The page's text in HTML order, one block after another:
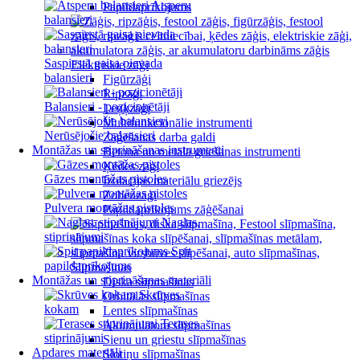
Atsperu
balansieri
Saspiestā gaisa pievada
balansieri
Balansieri - pozicionētāji
Nerūsējošie balansieri
Montāžas un stiprināšanas instrumenti
Gāzes montāžas pistoles
Pulvera montāžas pistoles
Naglas,
stiprinājumi
Spit
papildaprīkojums
Montāžas un stiprināšanas materiāli
Skrūves
kokam
Terases
stiprinājumi
Apdares materiāli
Papildaprīkojums
Elektriskie zāģi
Figūrzāģi
Ripzāģi
Leņķzāģi
Multifunkcionālie instrumenti
Zāģēšanas darba galdi
Betona un metāla griešanas instrumenti
Ķēdes zāģi
Izolācijas materiālu griezējs
Zobenzāģi
Papildaprīkojums zāģēšanai
Slīpmašīnas
Diska slīpmašīnas
Orbitālās slīpmašīnas
Lentes slīpmašīnas
Akumulatora slīpmašīnas
Sienu un griestu slīpmašīnas
Slotiņu slīpmašīnas